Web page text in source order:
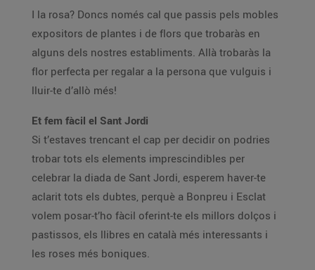
I la rosa? Doncs només cal que passis pels mobles
expositors de plantes i de flors que trobaràs en
alguns dels nostres establiments. Allà trobaràs la
flor perfecta per regalar a la persona que vulguis i
lluir-te d’allò més!
Et fem fàcil el Sant Jordi
Si t’estaves trencant el cap per decidir on podries
trobar tots els elements imprescindibles per
celebrar la diada de Sant Jordi, esperem haver-te
aclarit tots els dubtes, perquè a Bonpreu i Esclat
volem posar-t’ho fàcil oferint-te els millors dolços i
pastissos, els llibres en català més interessants i
les roses més boniques.